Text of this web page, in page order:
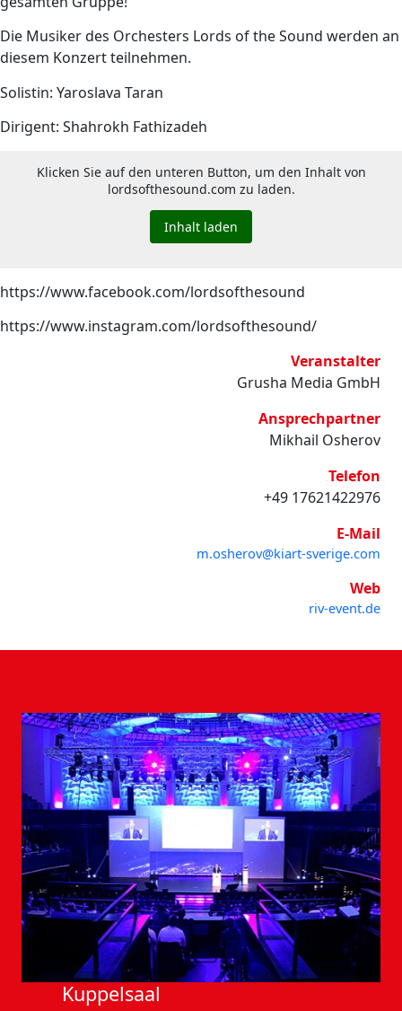
Die Musiker des Orchesters Lords of the Sound werden an
diesem Konzert teilnehmen.
Solistin: Yaroslava Taran
Dirigent: Shahrokh Fathizadeh
Klicken Sie auf den unteren Button, um den Inhalt von
lordsofthesound.com zu laden.
Inhalt laden
https://www.facebook.com/lordsofthesound
https://www.instagram.com/lordsofthesound/
Veranstalter
Grusha Media GmbH
Ansprechpartner
Mikhail Osherov
Telefon
+49 17621422976
E-Mail
m.osherov@kiart-sverige.com
Web
riv-event.de
Kuppelsaal